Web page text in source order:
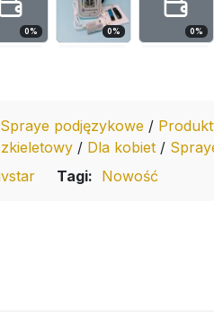
0% 0% 0%
Spraye podjęzykowe /
/ Dla kobiet /
Tagi: Nowość